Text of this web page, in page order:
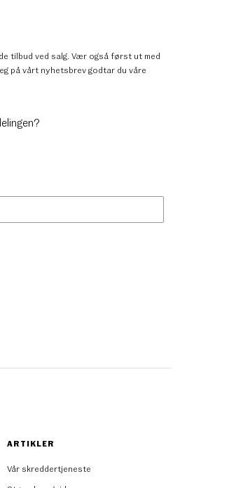
tilbud ved salg. Vær også først ut med
på vårt nyhetsbrev godtar du våre
ARTIKLER
Vår skreddertjeneste